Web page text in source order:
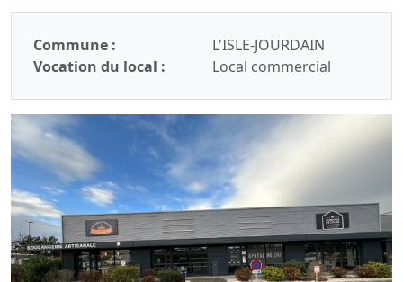
Commune :
L'ISLE-JOURDAIN
Vocation du local :
Local commercial